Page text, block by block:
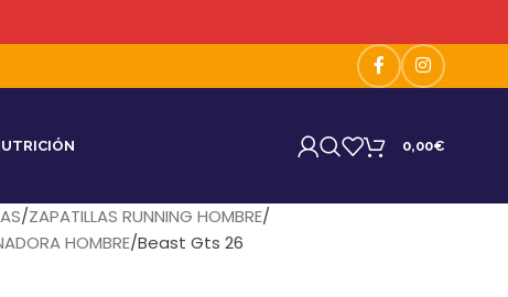
0,00€
ZAPATILLAS RUNNING HOMBRE
HOMBRE Beast Gts 26